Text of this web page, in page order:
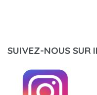
SUIVEZ-NOUS SUR